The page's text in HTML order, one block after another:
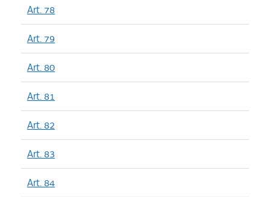
Art. 78
Art. 79
Art. 80
Art. 81
Art. 82
Art. 83
Art. 84